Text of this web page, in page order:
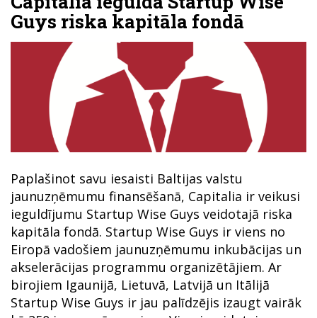
Guys riska kapitāla fondā
Paplašinot savu iesaisti Baltijas valstu
jaunuzņēmumu finansēšanā, Capitalia ir veikusi
ieguldījumu Startup Wise Guys veidotajā riska
kapitāla fondā. Startup Wise Guys ir viens no
Eiropā vadošiem jaunuzņēmumu inkubācijas un
akselerācijas programmu organizētājiem. Ar
birojiem Igaunijā, Lietuvā, Latvijā un Itālijā
Startup Wise Guys ir jau palīdzējis izaugt vairāk